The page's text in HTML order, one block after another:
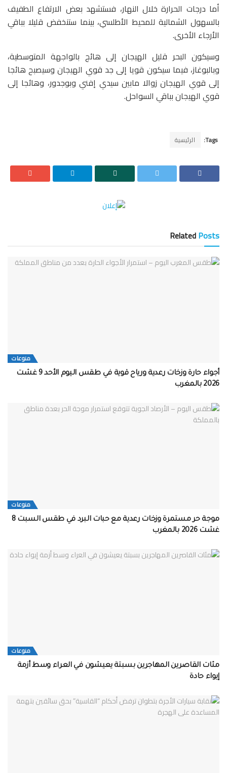
أما درجات الحرارة خلال النهار، فستشهد بعض الارتفاع الطفيف
بالسهول الشمالية للمحيط الأطلسي، بينما ستنخفض قليلا بباقي
الأرجاء الأخرى.
وسيكون البحر قليل الهيجان إلى هائج بالواجهة المتوسطية،
وبالبوغاز، فيما سيكون قويا إلى جد قوي الهيجان وسيصبح هائجا
إلى قوي الهيجان زوالا مابين سيدي إفني وبوجدور، وهائجا إلى
قوي الهيجان بباقي السواحل.
Tags: الرئيسية
RelatedPosts
منوعات
أجواء حارة وزخات رعدية ورياح قوية في طقس اليوم الأحد 9 غشت
2026 بالمغرب
منوعات
موجة حر مستمرة وزخات رعدية مع حبات البرد في طقس السبت 8
غشت 2026 بالمغرب
منوعات
مئات القاصرين المهاجرين بسبتة يعيشون في العراء وسط أزمة
إيواء حادة